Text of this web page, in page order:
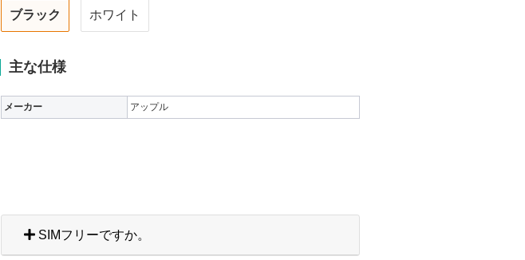
ブラック ホワイト
主な仕様
メーカー アップル
SIMフリーですか。